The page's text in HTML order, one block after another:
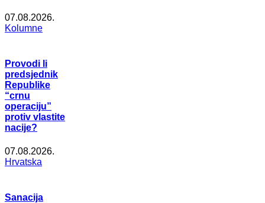
07.08.2026.
Kolumne
Provodi li
predsjednik
Republike
“crnu
operaciju”
protiv vlastite
nacije?
07.08.2026.
Hrvatska
Sanacija